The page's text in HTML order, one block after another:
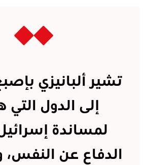
تشير ألبانيزي
إلى الدول
لمساندة
الدفاع عن